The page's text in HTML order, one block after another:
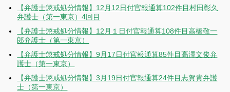
【弁護士懲戒処分情報】12月12日付官報通算102件目村田彰久
弁護士（第一東京）4回目
【弁護士懲戒処分情報】12月１日付官報通算108件目高橋敬一
郎弁護士（第一東京）
【弁護士懲戒処分情報】9月17日付官報通算85件目高澤文俊弁
護士（第一東京）
【弁護士懲戒処分情報】3月19日付官報通算24件目志賀貴弁護
士（第一東京）